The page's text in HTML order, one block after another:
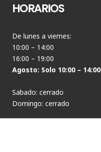
HORARIOS
De lunes a viernes:
10:00 – 14:00
16:00 – 19:00
Agosto: Solo 10:00 – 14:00
Sabado: cerrado
Domingo: cerrado